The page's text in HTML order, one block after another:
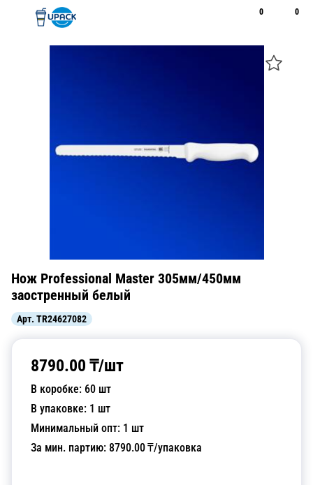
0 0
Нож Professional Master 305мм/450мм
заостренный белый
Арт. TR24627082
8790.00 ₸/шт
В коробке: 60 шт
В упаковке: 1 шт
Минимальный опт: 1 шт
За мин. партию: 8790.00₸/упаковка